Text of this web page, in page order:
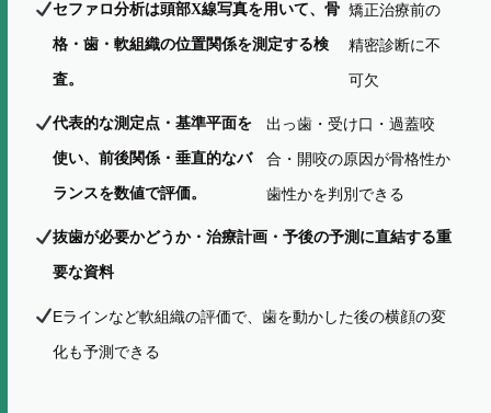
セファロ分析は頭部X線写真を用いて、骨
格・歯・軟組織の位置関係を測定する検
査。
矯正治療前の
精密診断に不
可欠
代表的な測定点・基準平面を
使い、前後関係・垂直的なバ
ランスを数値で評価。
出っ歯・受け口・過蓋咬
合・開咬の原因が骨格性か
歯性かを判別できる
抜歯が必要かどうか・治療計画・予後の予測に直結する重
要な資料
Eラインなど軟組織の評価で、歯を動かした後の横顔の変
化も予測できる